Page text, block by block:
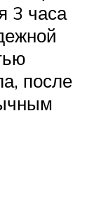
3 часа
после